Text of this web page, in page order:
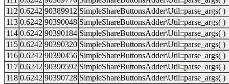
112 0.6242 90389912 SimpleShareButtonsAdder\Util::parse_args( )
113 0.6242 90390048 SimpleShareButtonsAdder\Util::parse_args( )
114 0.6242 90390184 SimpleShareButtonsAdder\Util::parse_args( )
115 0.6242 90390320 SimpleShareButtonsAdder\Util::parse_args( )
116 0.6242 90390456 SimpleShareButtonsAdder\Util::parse_args( )
117 0.6242 90390592 SimpleShareButtonsAdder\Util::parse_args( )
118 0.6242 90390728 SimpleShareButtonsAdder\Util::parse_args( )